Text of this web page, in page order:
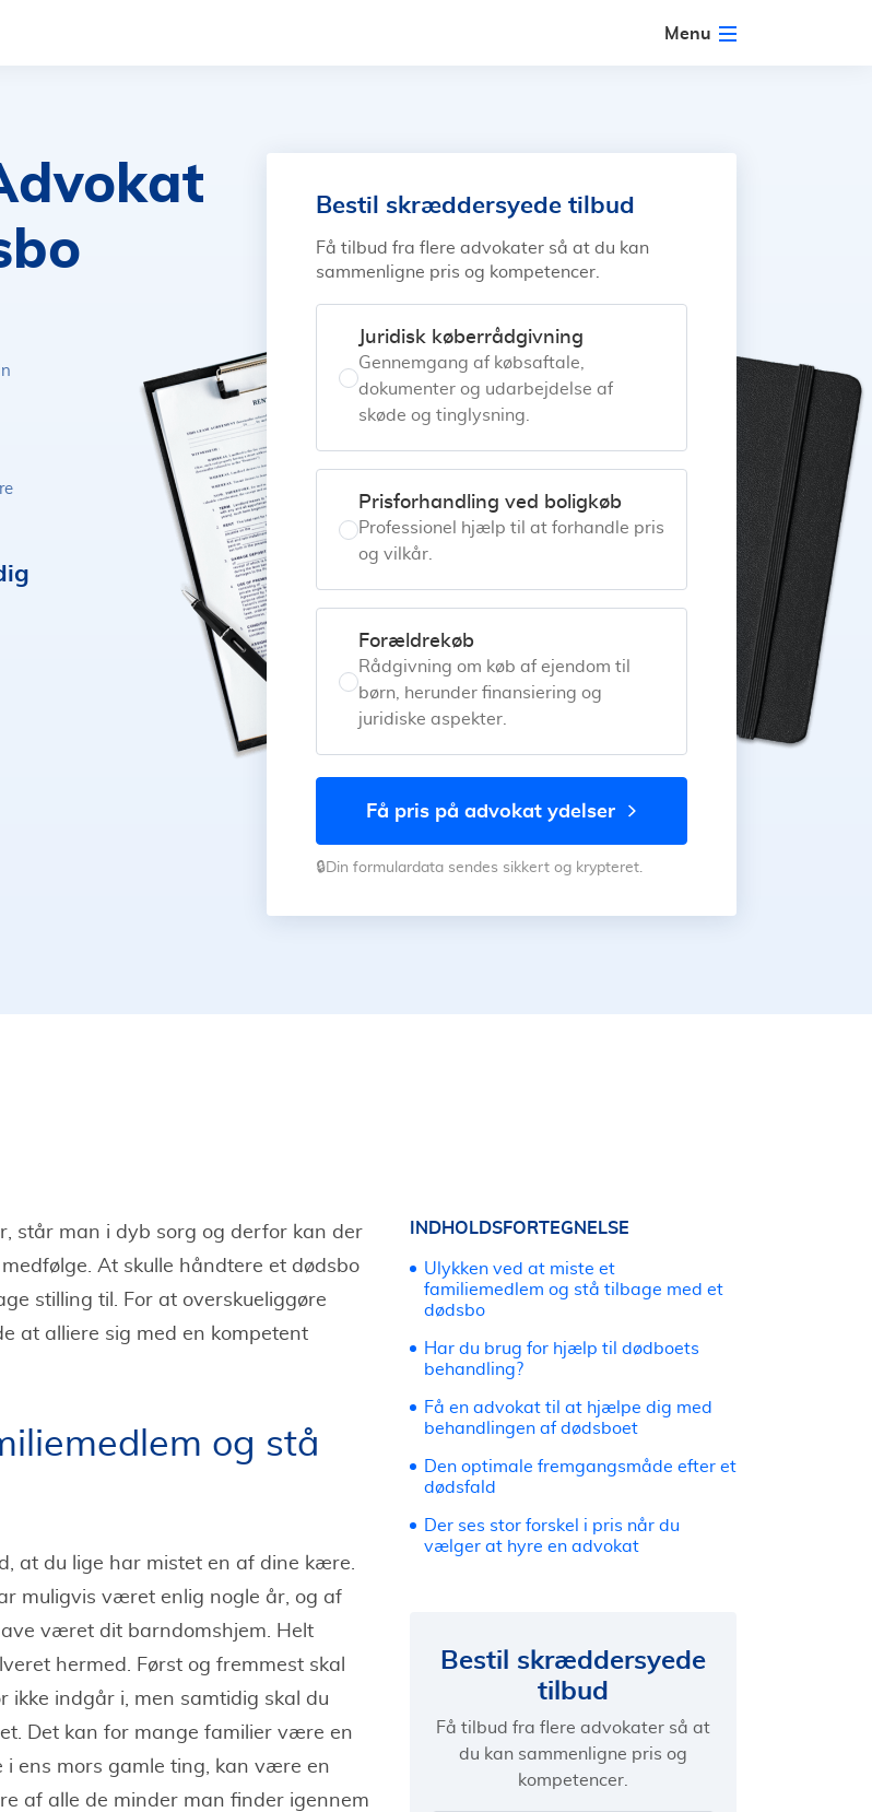
Menu
Bestil skræddersyede tilbud
Få tilbud fra flere advokater så at du kan
sammenligne pris og kompetencer.
Juridisk køberrådgivning
Gennemgang af købsaftale,
dokumenter og udarbejdelse af
skøde og tinglysning.
Prisforhandling ved boligkøb
Professionel hjælp til at forhandle pris
og vilkår.
Forældrekøb
Rådgivning om køb af ejendom til
børn, herunder finansiering og
juridiske aspekter.
få pris på advokat ydelser
🔒Din formulardata sendes sikkert og krypteret.
står man i dyb sorg og derfor kan der
At skulle håndtere et dødsbo
stilling til. For at overskueliggøre
at alliere sig med en kompetent
og stå
at du lige har mistet en af dine kære.
muligvis været enlig nogle år, og af
været dit barndomshjem. Helt
hermed. Først og fremmest skal
ikke indgår i, men samtidig skal du
Det kan for mange familier være en
i ens mors gamle ting, kan være en
af alle de minder man finder igennem
INDHOLDSFORTEGNELSE
Ulykken ved at miste et
familiemedlem og stå tilbage med et
dødsbo
Har du brug for hjælp til dødboets
behandling?
Få en advokat til at hjælpe dig med
behandlingen af dødsboet
Den optimale fremgangsmåde efter et
dødsfald
Der ses stor forskel i pris når du
vælger at hyre en advokat
Bestil skræddersyede
tilbud
Få tilbud fra flere advokater så at
du kan sammenligne pris og
kompetencer.